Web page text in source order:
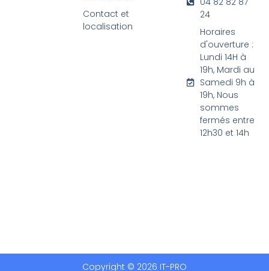
Contact et
localisation
24
Horaires
d'ouverture :
Lundi 14H à
19h, Mardi au
Samedi 9h à
19h, Nous
sommes
fermés entre
12h30 et 14h
Copyright © 2026 IT-PRO